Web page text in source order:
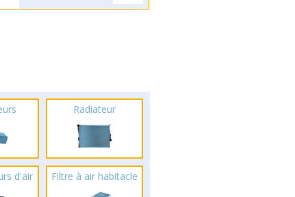
Radiateur
d'air Filtre à air habitacle